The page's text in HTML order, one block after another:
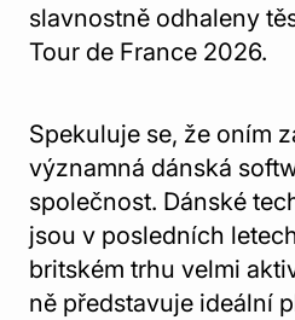
slavnostně odhaleny
Tour de France 2026.
Spekuluje se, že oním
významná dánská
společnost. Dánské
jsou v posledních
britském trhu velmi
ně představuje ideální